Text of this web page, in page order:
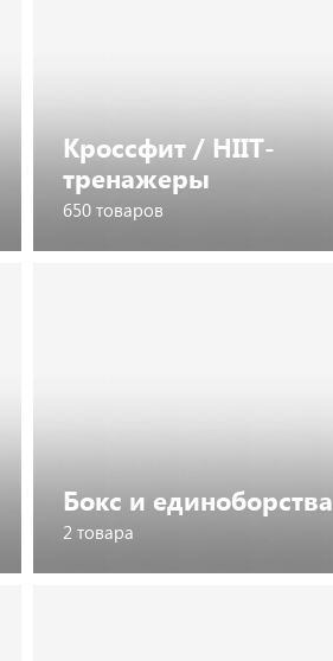
Кроссфит / HIIT-
тренажеры
650 товаров
Бокс и единоборства
2 товара